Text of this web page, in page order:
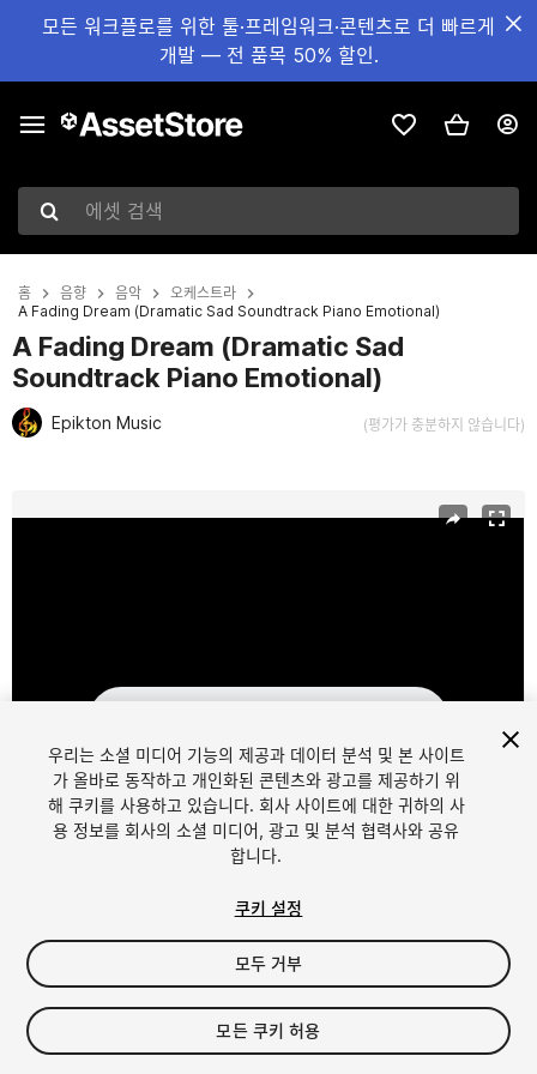
모든 워크플로를 위한 툴·프레임워크·콘텐츠로 더 빠르게
개발 — 전 품목 50% 할인.
에셋 검색
홈 음향 음악
오케스트라
A Fading Dream (Dramatic Sad Soundtrack Piano Emotional)
A Fading Dream (Dramatic Sad
Soundtrack Piano Emotional)
Epikton Music (평가가 충분하지 않습니다)
1/ 2
$29.95
세금/부가세는 결제 시 반영됩니다.
우리는 소셜 미디어 기능의 제공과 데이터 분석 및 본 사이트
가 올바로 동작하고 개인화된 콘텐츠와 광고를 제공하기 위
해 쿠키를 사용하고 있습니다. 회사 사이트에 대한 귀하의 사
용 정보를 회사의 소셜 미디어, 광고 및 분석 협력사와 공유
합니다.
쿠키 설정
모두 거부
모든 쿠키 허용